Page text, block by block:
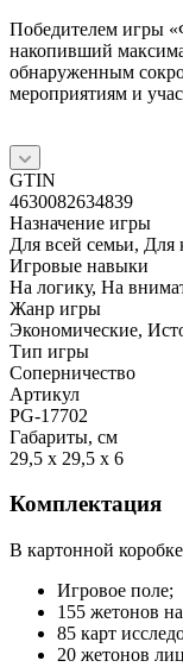
Победителем игры
накопивший
обнаруженным
мероприятиям и
GTIN
4630082634839
Назначение игры
Для всей семьи, Для
Игровые навыки
На логику, На
Жанр игры
Экономические,
Тип игры
Соперничество
Артикул
PG-17702
Габариты, см
29,5 x 29,5 x 6
Комплектация
В картонной
Игровое поле;
155 жетонов
85 карт
20 жетонов